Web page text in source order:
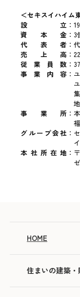
＜セキスイハイム
設立 ：
資本金 ： 3
代表者 ：
売上高 ：
従業員数 ：
事業内容 ：
事業所 ：
グループ会社 ：
本社所在地 ：
HOME
住まいの建築・